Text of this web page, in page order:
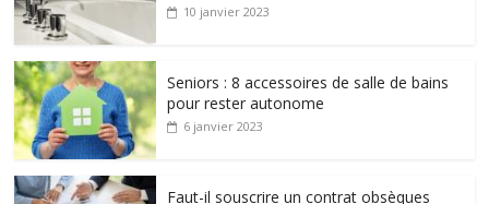
10 janvier 2023
Seniors : 8 accessoires de salle de bains
pour rester autonome
6 janvier 2023
Faut-il souscrire un contrat obsèques